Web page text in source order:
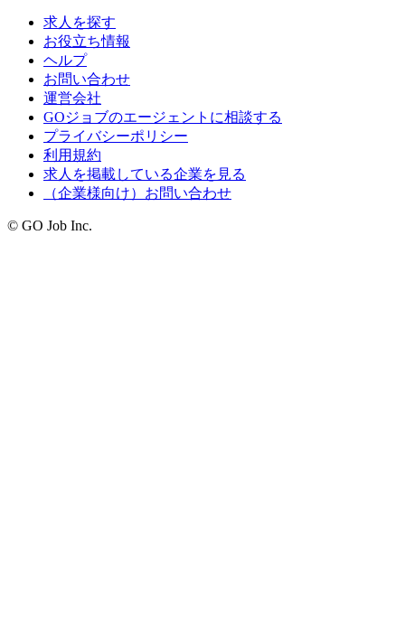
求人を探す
お役立ち情報
ヘルプ
お問い合わせ
運営会社
GOジョブのエージェントに相談する
プライバシーポリシー
利用規約
求人を掲載している企業を見る
（企業様向け）お問い合わせ
© GO Job Inc.